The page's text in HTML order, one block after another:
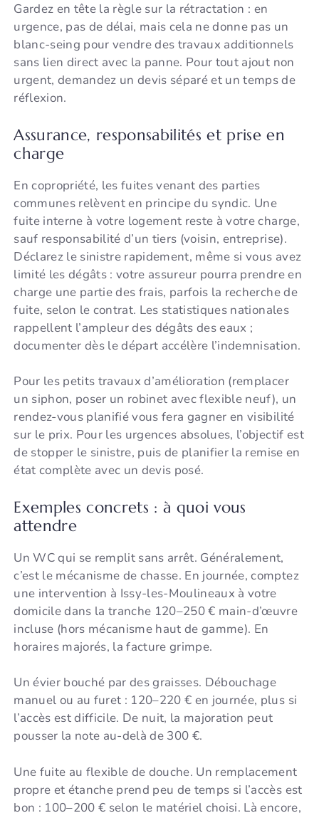
Gardez en tête la règle sur la rétractation : en
urgence, pas de délai, mais cela ne donne pas un
blanc-seing pour vendre des travaux additionnels
sans lien direct avec la panne. Pour tout ajout non
urgent, demandez un devis séparé et un temps de
réflexion.
Assurance, responsabilités et prise en
charge
En copropriété, les fuites venant des parties
communes relèvent en principe du syndic. Une
fuite interne à votre logement reste à votre charge,
sauf responsabilité d’un tiers (voisin, entreprise).
Déclarez le sinistre rapidement, même si vous avez
limité les dégâts : votre assureur pourra prendre en
charge une partie des frais, parfois la recherche de
fuite, selon le contrat. Les statistiques nationales
rappellent l’ampleur des dégâts des eaux ;
documenter dès le départ accélère l’indemnisation.
Pour les petits travaux d’amélioration (remplacer
un siphon, poser un robinet avec flexible neuf), un
rendez-vous planifié vous fera gagner en visibilité
sur le prix. Pour les urgences absolues, l’objectif est
de stopper le sinistre, puis de planifier la remise en
état complète avec un devis posé.
Exemples concrets : à quoi vous
attendre
Un WC qui se remplit sans arrêt. Généralement,
c’est le mécanisme de chasse. En journée, comptez
une intervention à Issy-les-Moulineaux à votre
domicile dans la tranche 120–250 € main-d’œuvre
incluse (hors mécanisme haut de gamme). En
horaires majorés, la facture grimpe.
Un évier bouché par des graisses. Débouchage
manuel ou au furet : 120–220 € en journée, plus si
l’accès est difficile. De nuit, la majoration peut
pousser la note au-delà de 300 €.
Une fuite au flexible de douche. Un remplacement
propre et étanche prend peu de temps si l’accès est
bon : 100–200 € selon le matériel choisi. Là encore,